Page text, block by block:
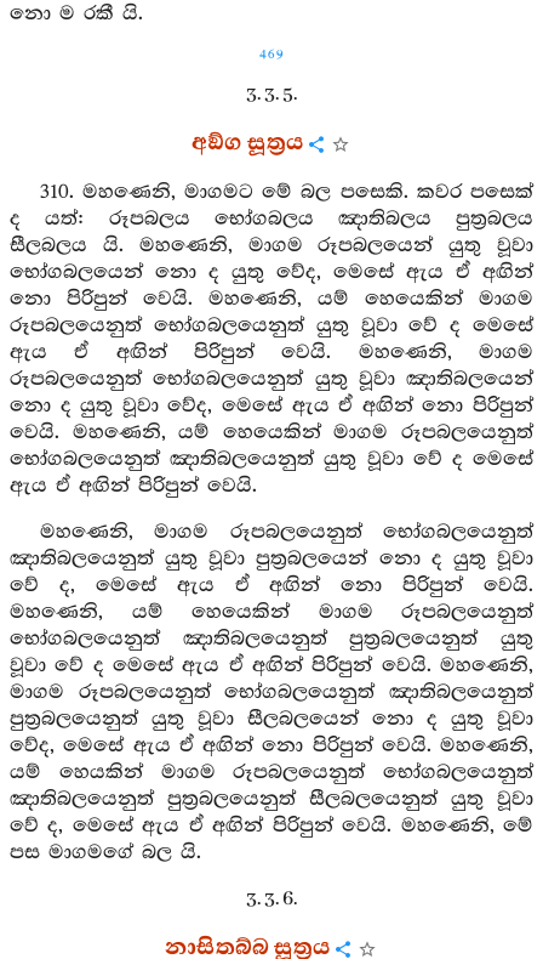
නො ම රකී යි.
469
3. 3. 5.
අඞ්ග සූත්‍රය
310. මහණෙනි, මාගමට මේ බල පසෙකි. කවර පසෙක්
ද යත්: රූපබලය භෝගබලය ඤාතිබලය පුත්‍රබලය
සීලබලය යි. මහණෙනි, මාගම රූපබලයෙන් යුතු වූවා
භෝගබලයෙන් නො ද යුතු වේද, මෙසේ ඇය ඒ අඟින්
නො පිරිපුන් වෙයි. මහණෙනි, යම් හෙයෙකින් මාගම
රූපබලයෙනුත් භෝගබලයෙනුත් යුතු වූවා වේ ද මෙසේ
ඇය ඒ අඟින් පිරිපුන් වෙයි. මහණෙනි, මාගම
රූපබලයෙනුත් භෝගබලයෙනුත් යුතු වූවා ඤාතිබලයෙන්
නො ද යුතු වූවා වේද, මෙසේ ඇය ඒ අඟින් නො පිරිපුන්
වෙයි. මහණෙනි, යම් හෙයෙකින් මාගම රූපබලයෙනුත්
භෝගබලයෙනුත් ඤාතිබලයෙනුත් යුතු වූවා වේ ද මෙසේ
ඇය ඒ අඟින් පිරිපුන් වෙයි.
මහණෙනි, මාගම රූපබලයෙනුත් භෝගබලයෙනුත්
ඤාතිබලයෙනුත් යුතු වූවා පුත්‍රබලයෙන් නො ද යුතු වූවා
වේ ද, මෙසේ ඇය ඒ අඟින් නො පිරිපුන් වෙයි.
මහණෙනි, යම් හෙයෙකින් මාගම රූපබලයෙනුත්
භෝගබලයෙනුත් ඤාතිබලයෙනුත් පුත්‍රබලයෙනුත් යුතු
වූවා වේ ද මෙසේ ඇය ඒ අඟින් පිරිපුන් වෙයි. මහණෙනි,
මාගම රූපබලයෙනුත් භෝගබලයෙනුත් ඤාතිබලයෙනුත්
පුත්‍රබලයෙනුත් යුතු වූවා සීලබලයෙන් නො ද යුතු වූවා
වේද, මෙසේ ඇය ඒ අඟින් නො පිරිපුන් වෙයි. මහණෙනි,
යම් හෙයකින් මාගම රූපබලයෙනුත් භෝගබලයෙනුත්
ඤාතිබලයෙනුත් පුත්‍රබලයෙනුත් සීලබලයෙනුත් යුතු වූවා
වේ ද, මෙසේ ඇය ඒ අඟින් පිරිපුන් වෙයි. මහණෙනි, මේ
පස මාගමගේ බල යි.
3. 3. 6.
නාසිතබ්බ සූත්‍රය